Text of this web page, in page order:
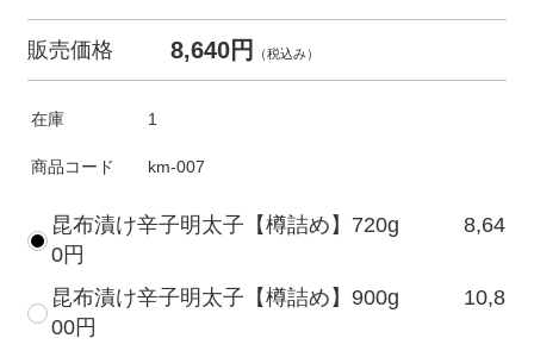
販売価格 8,640円 （税込み）
在庫 1
商品コード km-007
昆布漬け辛子明太子【樽詰め】720g 8,64
0円
昆布漬け辛子明太子【樽詰め】900g 10,8
00円